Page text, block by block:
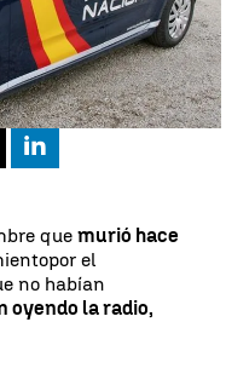
Mallorca
16:24
Linkedin
que murió hace
el
no habían
oyendo la radio,